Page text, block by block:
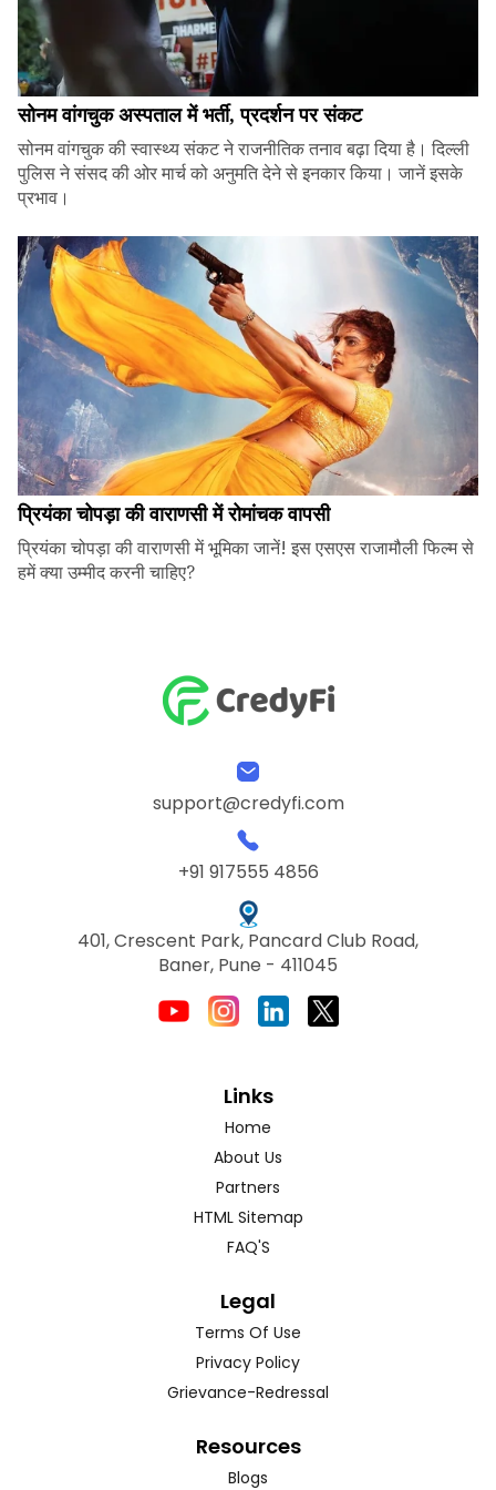
सोनम वांगचुक अस्पताल में भर्ती, प्रदर्शन पर संकट
सोनम वांगचुक की स्वास्थ्य संकट ने राजनीतिक तनाव बढ़ा दिया है। दिल्ली
पुलिस ने संसद की ओर मार्च को अनुमति देने से इनकार किया। जानें इसके
प्रभाव।
प्रियंका चोपड़ा की वाराणसी में रोमांचक वापसी
प्रियंका चोपड़ा की वाराणसी में भूमिका जानें! इस एसएस राजामौली फिल्म से
हमें क्या उम्मीद करनी चाहिए?
support@credyfi.com
+91 917555 4856
401, Crescent Park, Pancard Club Road,
Baner, Pune - 411045
Links
Home
About Us
Partners
HTML Sitemap
FAQ'S
Legal
Terms Of Use
Privacy Policy
Grievance-Redressal
Resources
Blogs